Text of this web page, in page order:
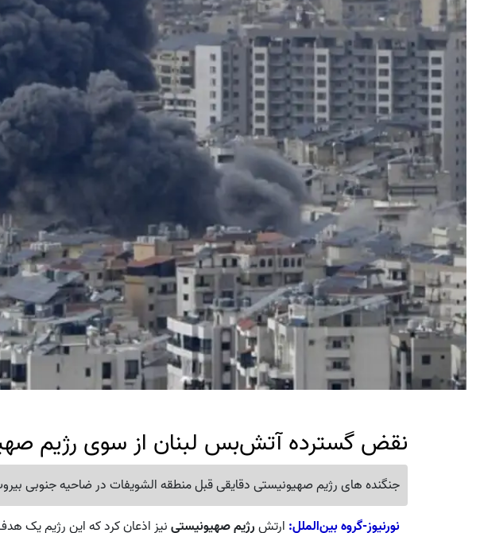
نقض گسترده آتش‌بس لبنان از سوی رژیم
جنگنده های رژیم صهیونیستی دقایقی قبل منطقه الشویفات در ضاحیه جنوبی
نورنیوز-گروه بین‌الملل: ارتشرژیم صهیونیستینیز اذعان کرد که این رژیم یک